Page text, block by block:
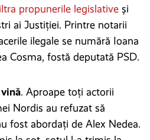
propunerile legislative și
ai Justiției. Printre notarii
ilegale se numără Ioana
Cosma, fostă deputată PSD.
. Aproape toți actorii
Nordis au refuzat să
fost abordați de Alex Nedea.